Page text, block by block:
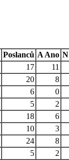
Poslanců A Ano N
17
11
20
8
6
0
5
2
18
6
10
3
24
8
5
2